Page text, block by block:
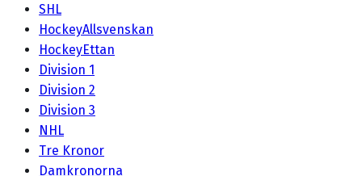
SHL
HockeyAllsvenskan
HockeyEttan
Division 1
Division 2
Division 3
NHL
Tre Kronor
Damkronorna